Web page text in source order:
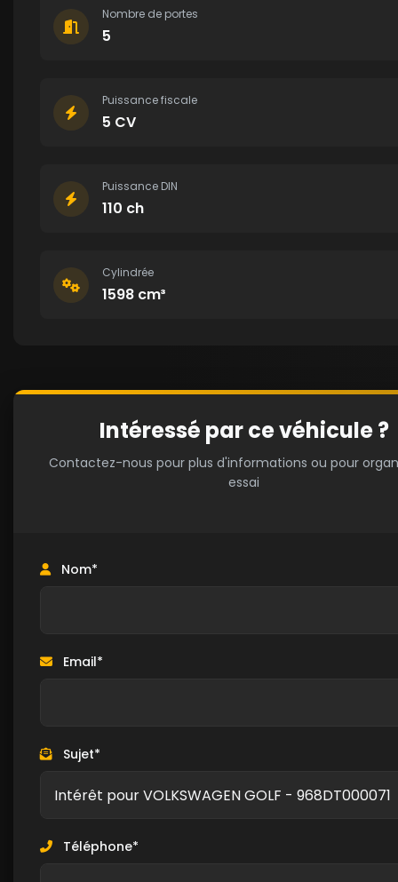
Nombre de portes
5
Puissance fiscale
5 CV
Puissance DIN
110 ch
Cylindrée
1598 cm³
Intéressé par ce véhicule ?
Contactez-nous pour plus d'informations ou pour
essai
Nom*
Email*
Sujet*
Téléphone*